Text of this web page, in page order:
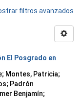
filtros avanzados
El Posgrado en
; Montes, Patricia;
; Padrón
Benjamín;